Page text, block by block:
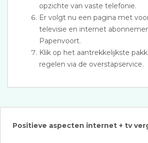
opzichte van vaste telefonie.
Er volgt nu een pagina met
televisie en internet
Papenvoort.
Klik op het aantrekkelijkste
regelen via de overstapservice.
Positieve aspecten internet + tv